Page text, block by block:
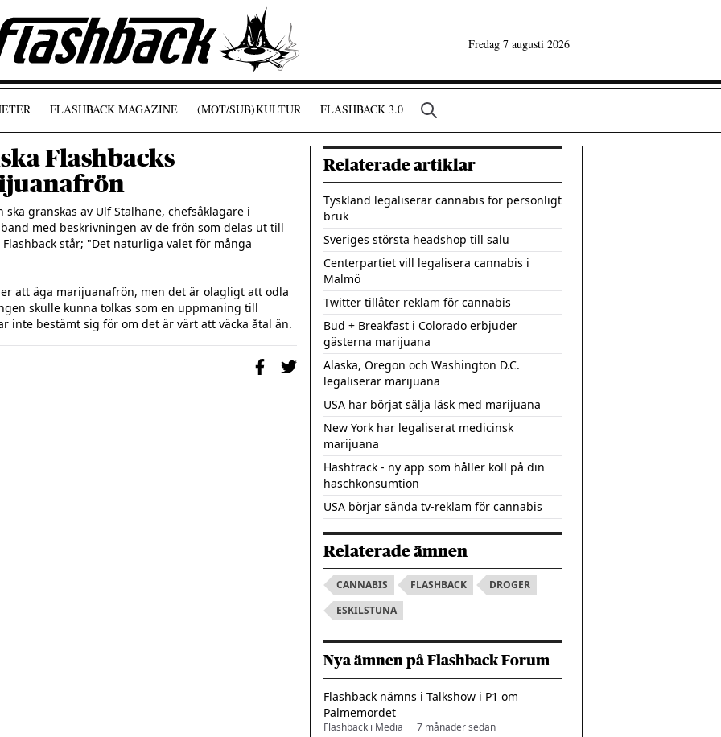
Fredag 7 augusti 2026
FLASHBACK MAGAZINE (MOT/SUB)KULTUR FLASHBACK 3.0
Flashbacks
granskas av Ulf Stalhane, chefsåklagare i
med beskrivningen av de frön som delas ut till
står; "Det naturliga valet för många
att äga marijuanafrön, men det är olagligt att odla
skulle kunna tolkas som en uppmaning till
inte bestämt sig för om det är värt att väcka åtal än.
Relaterade artiklar
Tyskland legaliserar cannabis för personligt
bruk
Sveriges största headshop till salu
Centerpartiet vill legalisera cannabis i
Malmö
Twitter tillåter reklam för cannabis
Bud + Breakfast i Colorado erbjuder
gästerna marijuana
Alaska, Oregon och Washington D.C.
legaliserar marijuana
USA har börjat sälja läsk med marijuana
New York har legaliserat medicinsk
marijuana
Hashtrack - ny app som håller koll på din
haschkonsumtion
USA börjar sända tv-reklam för cannabis
Relaterade ämnen
CANNABIS FLASHBACK
DROGER
ESKILSTUNA
Nya ämnen på Flashback Forum
Flashback nämns i Talkshow i P1 om
Palmemordet
Flashback i Media 7 månader sedan